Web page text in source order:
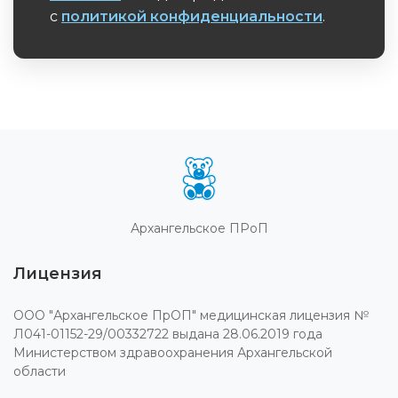
с политикой конфиденциальности.
Архангельское ПРоП
Лицензия
ООО "Архангельское ПрОП" медицинская лицензия №
Л041-01152-29/00332722 выдана 28.06.2019 года
Министерством здравоохранения Архангельской
области